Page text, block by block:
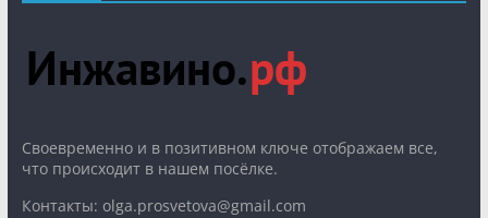
Cвоевременно и в позитивном ключе отображаем все,
что происходит в нашем посёлке.
Контакты: olga.prosvetova@gmail.com